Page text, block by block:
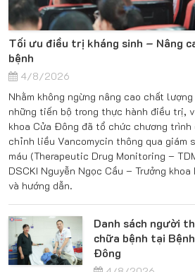
Tối ưu điều trị kháng sinh – Nâng
bệnh
4/8/2026
Nhằm không ngừng nâng cao chất
những tiến bộ trong thực hành điều trị,
khoa Cửa Đông đã tổ chức chương trình
chỉnh liều Vancomycin thông qua giám
máu (Therapeutic Drug Monitoring –
DSCKI Nguyễn Ngọc Cầu – Trưởng
và hướng dẫn.
Danh sách người
chữa bệnh tại
Đông